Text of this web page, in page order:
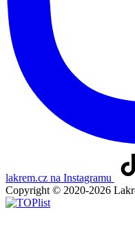
lakrem.cz na Instagramu
Copyright © 2020-2026